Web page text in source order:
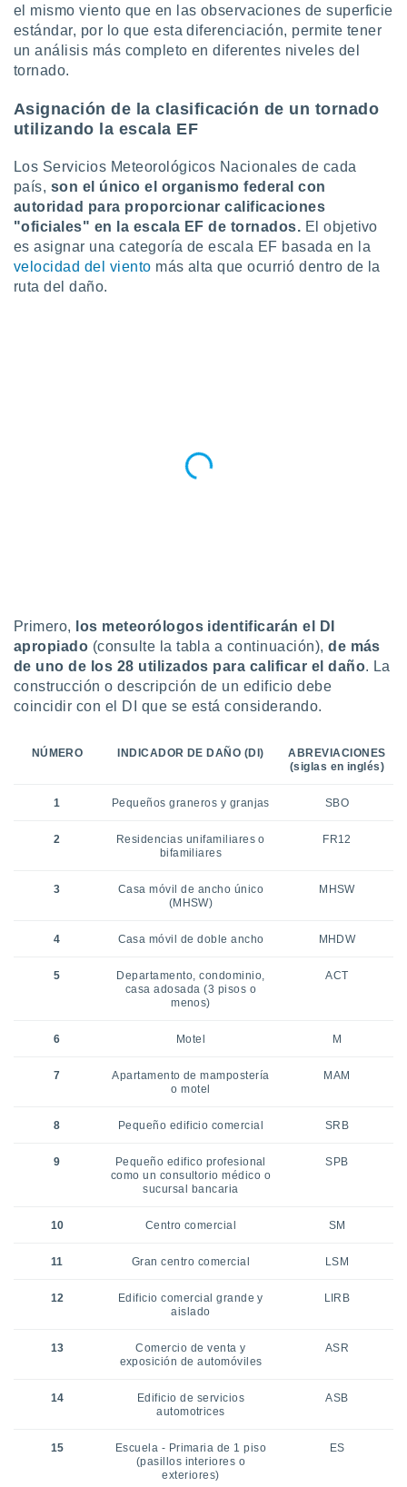
el mismo viento que en las observaciones de superficie
estándar, por lo que esta diferenciación, permite tener
un análisis más completo en diferentes niveles del
tornado.
Asignación de la clasificación de un tornado
utilizando la escala EF
Los Servicios Meteorológicos Nacionales de cada
país, son el único el organismo federal con
autoridad para proporcionar calificaciones
"oficiales" en la escala EF de tornados. El objetivo
es asignar una categoría de escala EF basada en la
velocidad del viento más alta que ocurrió dentro de la
ruta del daño.
Primero,
los meteorólogos identificarán el DI
apropiado (consulte la tabla a continuación),de más
de uno de los 28 utilizados para calificar el daño. La
construcción o descripción de un edificio debe
coincidir con el DI que se está considerando.
NÚMERO INDICADOR DE DAÑO (DI)
ABREVIACIONES
(siglas en inglés)
1 Pequeños graneros y granjas SBO
2
Residencias unifamiliares o
bifamiliares
FR12
3
Casa móvil de ancho único
(MHSW)
MHSW
4 Casa móvil de doble ancho MHDW
5
Departamento, condominio,
casa adosada (3 pisos o
menos)
ACT
6 Motel M
7
Apartamento de mampostería
o motel
MAM
8 Pequeño edificio comercial SRB
9
Pequeño edifico profesional
como un consultorio médico o
sucursal bancaria
SPB
10 Centro comercial SM
11 Gran centro comercial LSM
12
Edificio comercial grande y
aislado
LIRB
13
Comercio de venta y
exposición de automóviles
ASR
14
Edificio de servicios
automotrices
ASB
15
Escuela - Primaria de 1 piso
(pasillos interiores o
exteriores)
ES